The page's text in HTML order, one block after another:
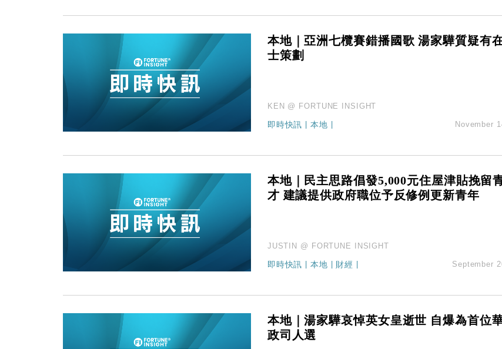
本地｜亞洲七欖賽錯播國歌 湯家驊質疑有
士策劃
KEN @ FORTUNE INSIGHT
即時快訊 |本地 | November
本地｜民主思路倡發5,000元住屋津貼挽留
才 建議提供政府職位予反修例更新青年
JUSTIN @ FORTUNE INSIGHT
即時快訊 |本地 財經 September
本地｜湯家驊哀悼英女皇逝世 自爆為首位
政司人選